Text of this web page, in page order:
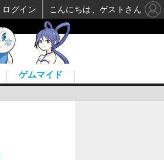
ゲムマイド
ログイン こんにちは、ゲストさん